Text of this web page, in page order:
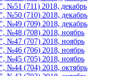
№51 (711) 2018, декабрь
№50 (710) 2018, декабрь
№49 (709) 2018, декабрь
№48 (708) 2018, ноябрь
№47 (707) 2018, ноябрь
№46 (706) 2018, ноябрь
№45 (705) 2018, ноябрь
№44 (704) 2018, октябрь